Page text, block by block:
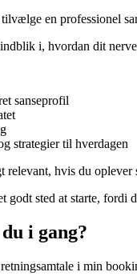
en professionel
i, hvordan dit
sanseprofil
strategier til hverdagen
hvis du oplever
godt sted at starte,
i gang?
i min